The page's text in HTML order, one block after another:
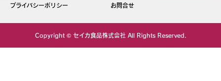
プライバシーポリシー お問合せ
Copyright © セイカ食品株式会社All Rights Reserved.